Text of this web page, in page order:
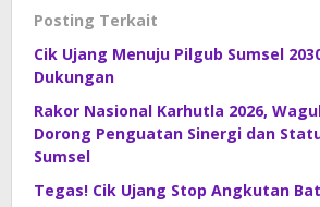
Posting Terkait
Cik Ujang Menuju Pilgub Sumsel
Dukungan
Rakor Nasional Karhutla 2026,
Dorong Penguatan Sinergi dan
Sumsel
Tegas! Cik Ujang Stop Angkutan